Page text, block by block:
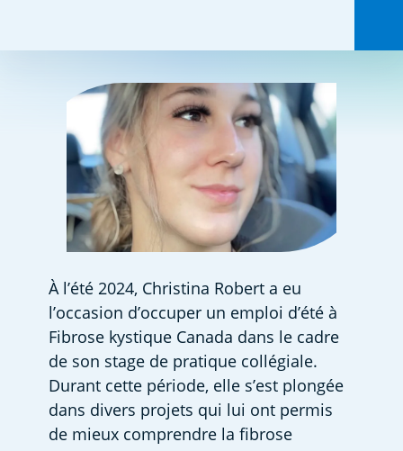
À l’été 2024, Christina Robert a eu
l’occasion d’occuper un emploi d’été à
Fibrose kystique Canada dans le cadre
de son stage de pratique collégiale.
Durant cette période, elle s’est plongée
dans divers projets qui lui ont permis
de mieux comprendre la fibrose